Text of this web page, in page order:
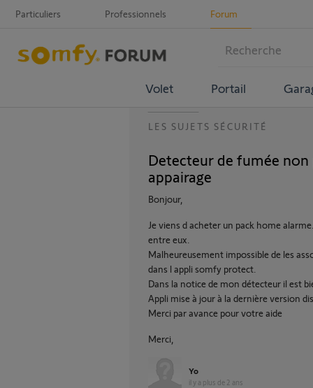
Particuliers Professionnels Forum
Volet Portail
LES SUJETS SÉCURITÉ
Detecteur de fumée
appairage
Bonjour,
Je viens d acheter un pack home
entre eux.
Malheureusement impossible de les
dans l appli somfy protect.
Dans la notice de mon détecteur il est
Appli mise à jour à la dernière version
Merci par avance pour votre aide
Merci,
Yo
il y a plus de 2 ans